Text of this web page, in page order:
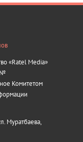
«Ratel Media»
№
Комитетом
Муратбаева,